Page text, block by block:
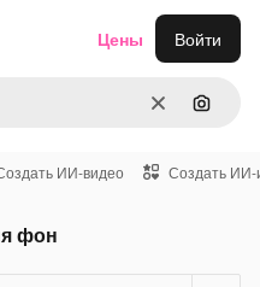
ОчиститьПоиск
Цены Войти
ИИ-видео Создать ИИ-
фон